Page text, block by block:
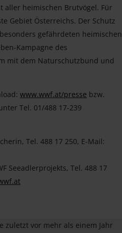
aller heimischen Brutvögel. Für
Gebiet Österreichs. Der Schutz
gefährdeten heimischen
Kampagne des
mit dem Naturschutzbund und
www.wwf.at/presse bzw.
Tel. 01/488 17-239
Tel. 488 17 250, E-Mail:
Seeadlerprojekts, Tel. 488 17
zuletzt vor mehr als einem Jahr